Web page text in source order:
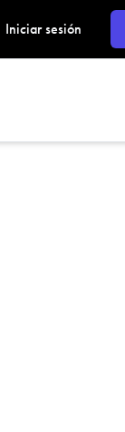
Iniciar sesión